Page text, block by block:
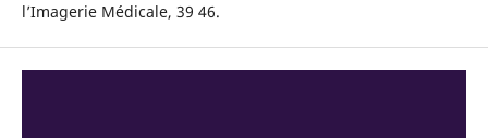
l’Imagerie Médicale, 39 46.